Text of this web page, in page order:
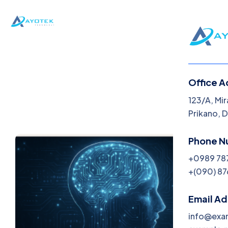
Menu
Blog
Office
123/A,
Prikano,
Phone
+0989
+(090)
Email